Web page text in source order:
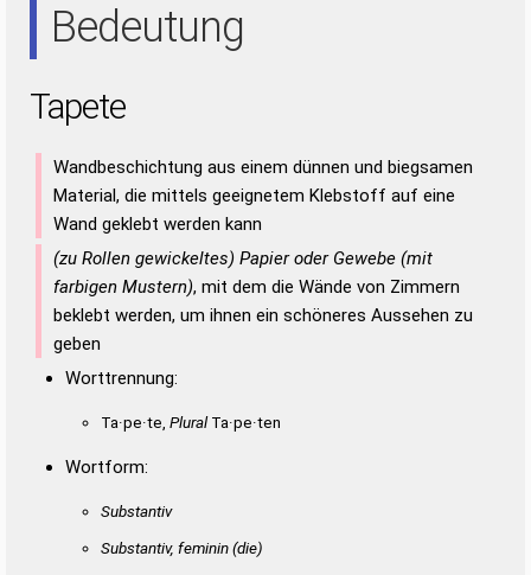
Bedeutung
Tapete
Wandbeschichtung aus einem dünnen und biegsamen
Material, die mittels geeignetem Klebstoff auf eine
Wand geklebt werden kann
(zu Rollen gewickeltes) Papier oder Gewebe (mit
farbigen Mustern), mit dem die Wände von Zimmern
beklebt werden, um ihnen ein schöneres Aussehen zu
geben
Worttrennung:
Ta·pe·te, PluralTa·pe·ten
Wortform:
Substantiv
Substantiv, feminin(die)